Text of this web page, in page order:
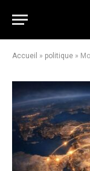
Accueil » politique »